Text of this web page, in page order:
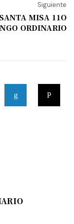
Siguiente
SANTA MISA 11O
ORDINARIO